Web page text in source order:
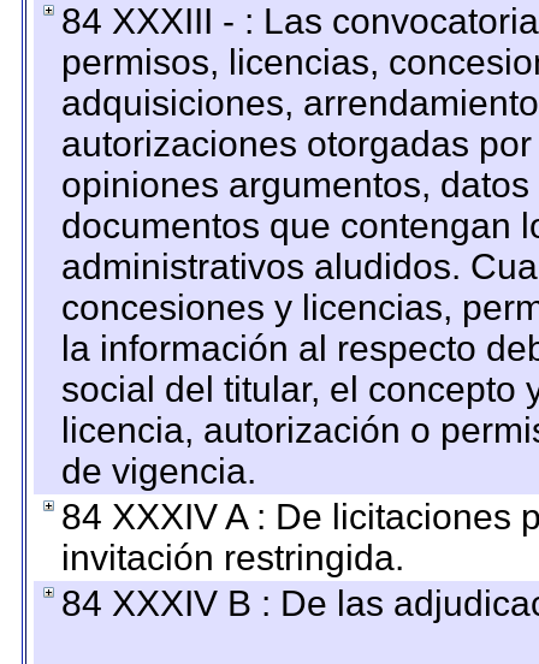
84 XXXIII - : Las
permisos, licencias,
adquisiciones,
autorizaciones otorgadas
opiniones argumentos,
documentos que contengan
administrativos aludidos.
concesiones y licencias,
la información al respecto
social del titular, el concepto
licencia, autorización o
de vigencia.
84 XXXIV A : De licitaciones
invitación restringida.
84 XXXIV B : De las